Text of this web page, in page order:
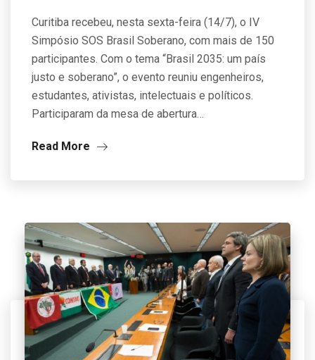
Curitiba recebeu, nesta sexta-feira (14/7), o IV
Simpósio SOS Brasil Soberano, com mais de 150
participantes. Com o tema “Brasil 2035: um país
justo e soberano”, o evento reuniu engenheiros,
estudantes, ativistas, intelectuais e políticos.
Participaram da mesa de abertura…
Read More